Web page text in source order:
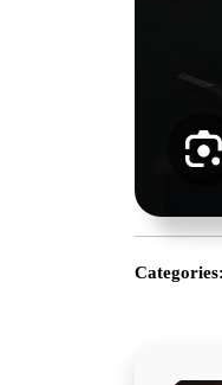
Categories: